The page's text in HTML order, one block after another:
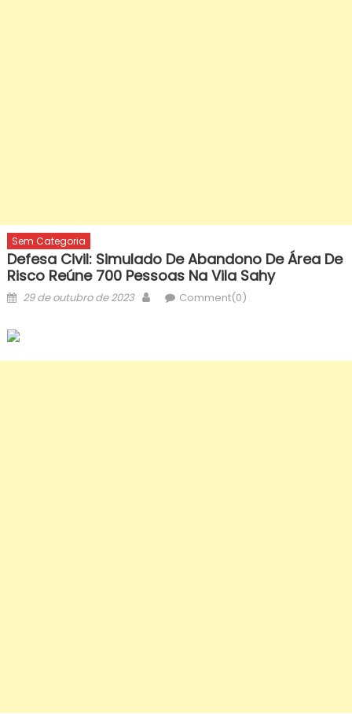
Sem Categoria
Defesa Civil: Simulado De Abandono De Área De
Risco Reúne 700 Pessoas Na Vila Sahy
Posted
29 de outubro de 2023 AuthorComment(0)